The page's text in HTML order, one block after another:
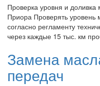
Проверка уровня и
Приора Проверять уровень
согласно регламенту
через каждые 15 тыс. км
Замена
передач